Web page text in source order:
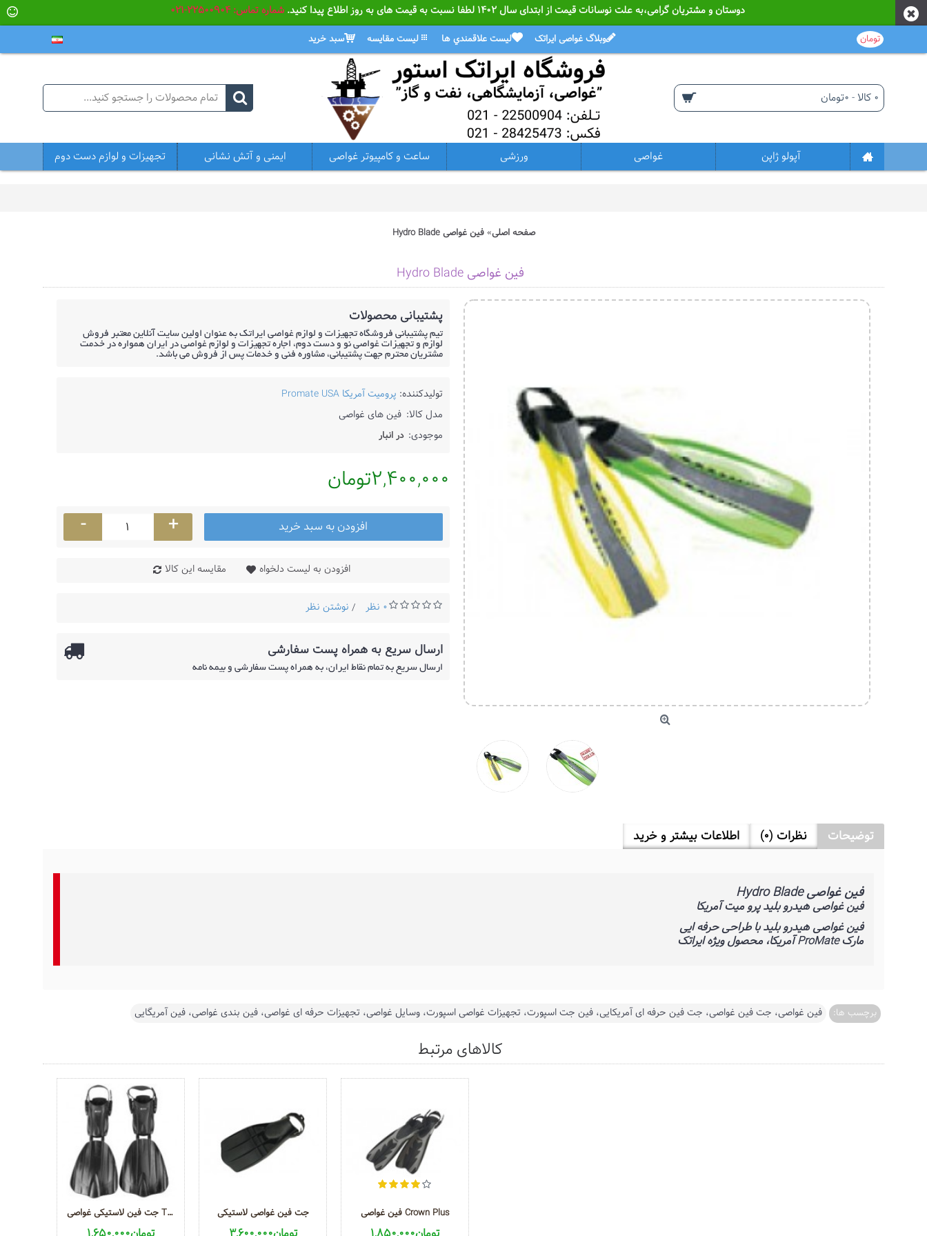
دوستان و مشتریان گرامی،به علت نوسانات قیمت از ابتدای سال ۱۴۰۲ لطفا نسبت به قیمت های به روز اطلاع پیدا کنید. شماره تماس: 22500904-021
وبلاگ غواصی ایراتک ليست علاقمندي ها ليست مقايسه سبد خريد تومان
0 کالا - 0تومان
آپولو ژاپن غواصی ورزشی ساعت و کامپیوتر غواصی ایمنی و آتش نشانی تجهیزات و لوازم دست دوم
صفحه اصلی فین غواصی Hydro Blade
فین غواصی Hydro Blade
پشتیبانی محصولات
تیم پشتیبانی فروشگاه تجهیزات و لوازم غواصی ایراتک به عنوان اولین سایت آنلاین معتبر فروش
لوازم و تجهیزات غواصی نو و دست دوم، اجاره تجهیزات و لوازم غواصی در ایران همواره در خدمت
مشتریان محترم جهت پشتیبانی، مشاوره فنی و خدمات پس از فروش می باشد.
تولیدکننده: پرومیت آمریکا Promate USA
مدل کالا: فین های غواصی
موجودی: در انبار
2,400,000تومان
- + افزودن به سبد خرید
افزودن به لیست دلخواه مقایسه این کالا
0 نظر / نوشتن نظر
ارسال سریع به همراه پست سفارشی
ارسال سریع به تمام نقاط ایران، به همراه پست سفارشی و بیمه نامه
توضیحات نظرات (0) اطلاعات بیشتر و خرید
فین غواصی Hydro Blade
فین غواصی هیدرو بلید پرو میت آمریکا
فین غواصی هیدرو بلید با طراحی حرفه ایی
مارک ProMate آمریکا، محصول ویژه ایراتک
برچسب ها: فین غواصی، جت فین غواصی، جت فین حرفه ای آمریکایی، فین جت اسپورت، تجهیزات غواصی اسپورت، وسایل غواصی، تجهیزات حرفه ای غواصی، فین بندی غواصی، فین آمریگایی
کالاهای مرتبط
جت فین لاستیکی غواصی Turbo جت فین غواصی لاستیکی فین غواصی Crown Plus